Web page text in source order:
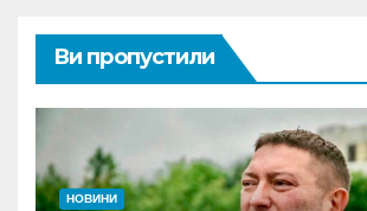
Ви пропустили
НОВИНИ